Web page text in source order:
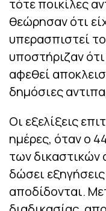
τότε ποικίλες
θεώρησαν ότι
υπερασπιστεί
υποστήριζαν
αφεθεί
δημόσιες
Οι εξελίξεις
ημέρες, όταν ο
των δικαστικών
δώσει
αποδίδονται.